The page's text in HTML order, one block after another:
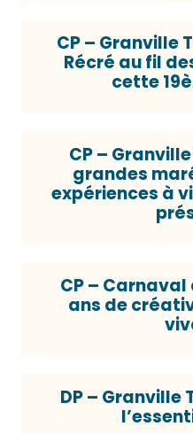
CP – Granville
Récré au fil
cette
CP –
grandes
expériences à
CP – Carnaval
ans de
DP – Granville